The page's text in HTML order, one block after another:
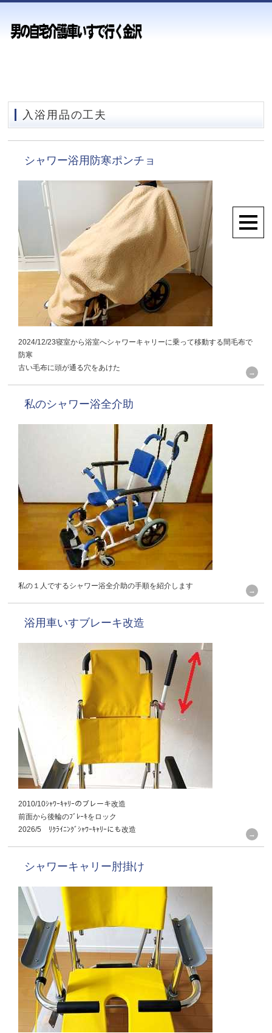
入浴用品の工夫
シャワー浴用防寒ポンチョ
2024/12/23寝室から浴室へシャワーキャリーに乗って移動する間毛布で
防寒
古い毛布に頭が通る穴をあけた
私のシャワー浴全介助
私の１人でするシャワー浴全介助の手順を紹介します
浴用車いすブレーキ改造
2010/10ｼｬﾜｰｷｬﾘｰのブレーキ改造
前面から後輪のﾌﾞﾚｰｷをロック
2026/5 ﾘｸﾗｲﾆﾝｸﾞｼｬﾜｰｷｬﾘｰにも改造
シャワーキャリー肘掛け